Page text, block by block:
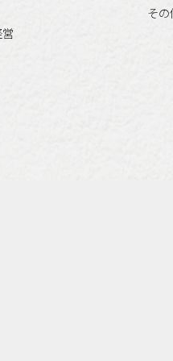
その